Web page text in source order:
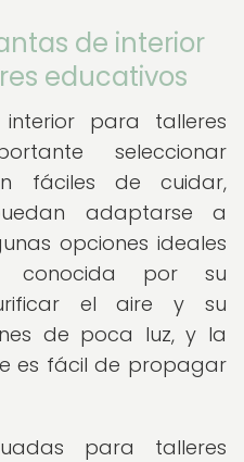
de interior
educativos
para talleres
seleccionar
fáciles de cuidar,
adaptarse a
opciones ideales
conocida por su
el aire y su
de poca luz, y la
es fácil de propagar
para talleres